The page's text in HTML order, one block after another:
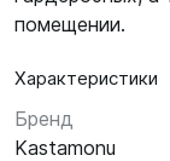
помещении.
Характеристики
Бренд
Kastamonu